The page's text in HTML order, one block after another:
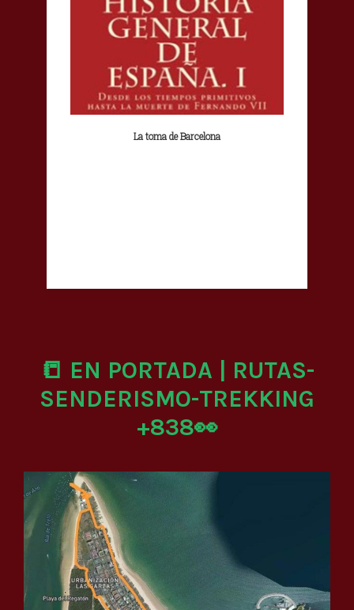
La toma de Barcelona
📒 EN PORTADA | RUTAS-
SENDERISMO-TREKKING
+838👀